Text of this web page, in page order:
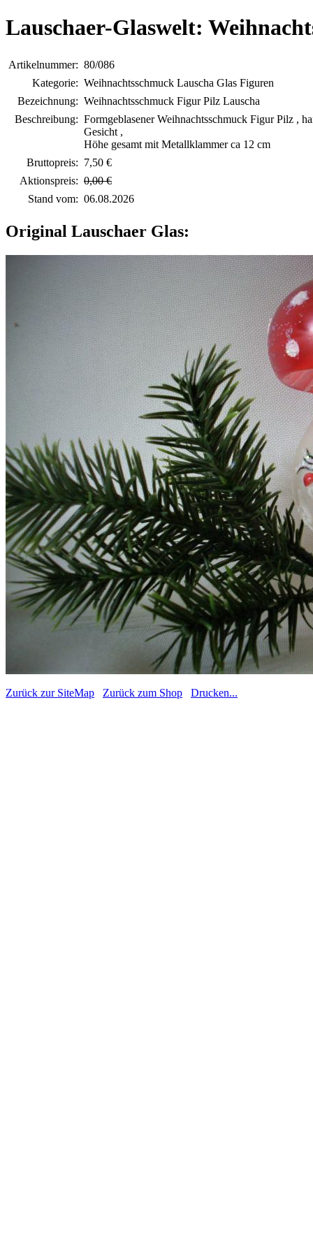
Lauschaer-Glaswelt:
Artikelnummer: 80/086
Kategorie: Weihnachtsschmuck Lauscha Glas Figuren
Bezeichnung: Weihnachtsschmuck Figur Pilz Lauscha
Beschreibung: Formgeblasener Weihnachtsschmuck Figur Pilz ,
Gesicht ,
Höhe gesamt mit Metallklammer ca 12 cm
Bruttopreis: 7,50 €
Aktionspreis: 0,00 €
Stand vom: 06.08.2026
Original Lauschaer Glas:
Zurück zur SiteMap Zurück zum Shop Drucken...